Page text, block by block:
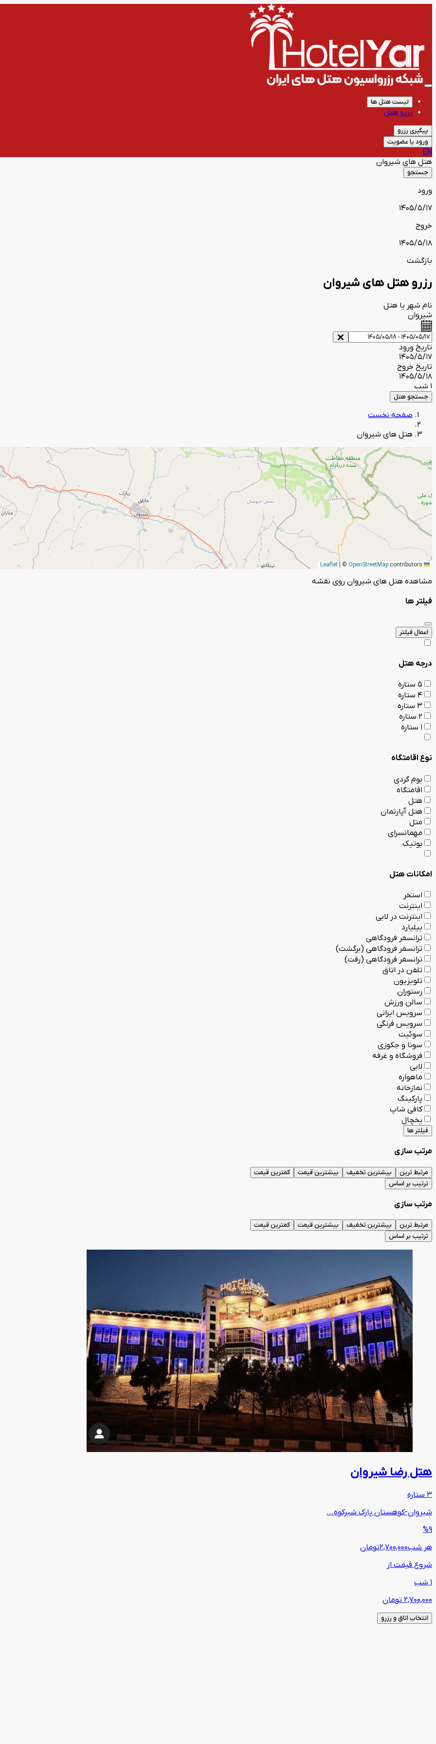
لیست هتل ها
رزرو هتل
پیگیری رزرو
ورود یا عضویت
EN
هتل های شیروان
جستجو
ورود
1405/5/17
خروج
1405/5/18
بازگشت
رزرو هتل های شیروان
نام شهر یا هتل
شیروان
تاریخ ورود
1405/5/17
تاریخ خروج
1405/5/18
1 شب
جستجو هتل
صفحه نخست
هتل های شیروان
© OpenStreetMap contributors
مشاهده هتل های شیروان روی نقشه
فیلتر ها
اعمال فیلتر
درجه هتل
5 ستاره
4 ستاره
3 ستاره
2 ستاره
1 ستاره
نوع اقامتگاه
بوم گردی
اقامتگاه
هتل
هتل آپارتمان
متل
مهمانسرای
بوتیک
امکانات هتل
استخر
اینترنت
اینترنت در لابی
بیلیارد
ترانسفر فرودگاهی
ترانسفر فرودگاهی (برگشت)
ترانسفر فرودگاهی (رفت)
تلفن در اتاق
تلویزیون
رستوران
سالن ورزش
سرویس ایرانی
سرویس فرنگی
سوئیت
سونا و جکوزی
فروشگاه و غرفه
لابی
ماهواره
نمازخانه
پارکینگ
کافی شاپ
یخچال
فیلتر ها
مرتب سازی
مرتبط ترین بیشترین تخفیف بیشترین قیمت
کمترین قیمت
ترتیب بر اساس
مرتب سازی
مرتبط ترین بیشترین تخفیف بیشترین قیمت
کمترین قیمت
ترتیب بر اساس
هتل رضا شیروان
3 ستاره
شیروان-کوهستان پارک شیرکوه...
%9
هر شب2,700,000تومان
شروع قیمت از
1 شب
2,700,000 تومان
انتخاب اتاق و رزرو